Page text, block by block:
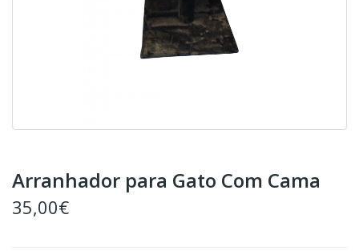
Arranhador para Gato Com Cama
35,00€